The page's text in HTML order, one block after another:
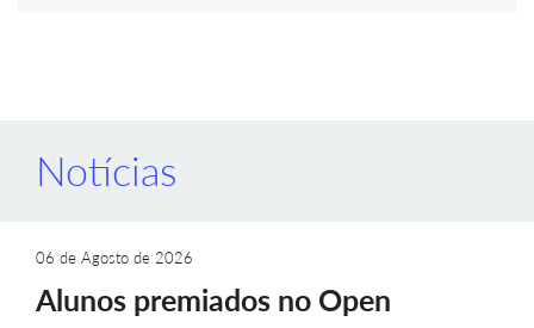
Notícias
06 de Agosto de 2026
Alunos premiados no Open